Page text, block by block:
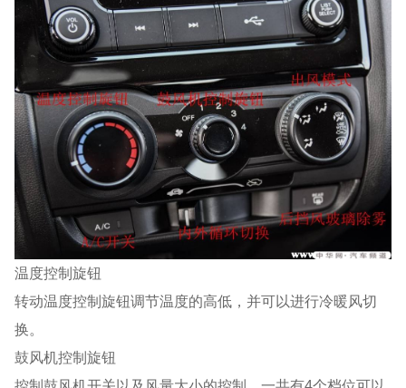
温度控制旋钮
转动温度控制旋钮调节温度的高低，并可以进行冷暖风切
换。
鼓风机控制旋钮